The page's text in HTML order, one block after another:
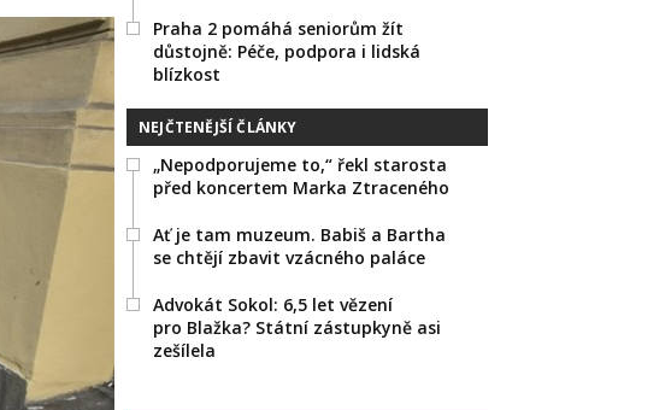
Praha 2 pomáhá seniorům žít
důstojně: Péče, podpora i lidská
blízkost
NEJČTENĚJŠÍ ČLÁNKY
„Nepodporujeme to,“ řekl starosta
před koncertem Marka Ztraceného
Ať je tam muzeum. Babiš a Bartha
se chtějí zbavit vzácného paláce
Advokát Sokol: 6,5 let vězení
pro Blažka? Státní zástupkyně asi
zešílela